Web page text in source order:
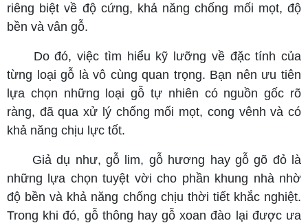
riêng biệt về độ cứng, khả năng chống mối mọt, độ
bền và vân gỗ.
Do đó, việc tìm hiểu kỹ lưỡng về đặc tính của
từng loại gỗ là vô cùng quan trọng. Bạn nên ưu tiên
lựa chọn những loại gỗ tự nhiên có nguồn gốc rõ
ràng, đã qua xử lý chống mối mọt, cong vênh và có
khả năng chịu lực tốt.
Giả dụ như, gỗ lim, gỗ hương hay gỗ gõ đỏ là
những lựa chọn tuyệt vời cho phần khung nhà nhờ
độ bền và khả năng chống chịu thời tiết khắc nghiệt.
Trong khi đó, gỗ thông hay gỗ xoan đào lại được ưa